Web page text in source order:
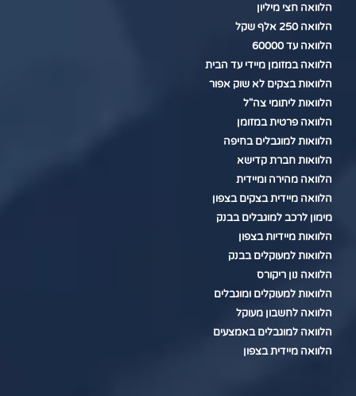
הלוואה חצי מיליון
הלוואה 250 אלף שקל
הלוואה עד 60000
הלוואה במזומן מיידי עד הבית
הלוואות בצקים לא שוק אפור
הלוואות ליתומי צה"ל
הלוואה פרטית במזומן
הלוואות למוגבלים בחיפה
הלוואות חברת קדישא
הלוואה מהירה ומיידית
הלוואה מיידית בצקים בצפון
מימון לרכב למוגבלים בבנק
הלוואות מיידיות בצפון
הלוואות למעוקלים בבנק
הלוואה נון ריקורס
הלוואות למעוקלים ומוגבלים
הלוואה לחשבון מעוקל
הלוואה למוגבלים באמצעים
הלוואה מיידית בצפון